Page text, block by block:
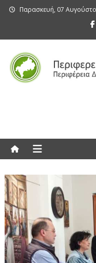
Skip
Παρασκευή, 07